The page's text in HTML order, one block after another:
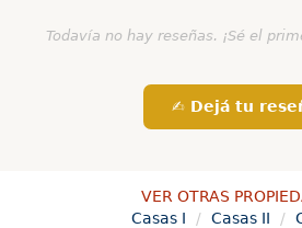
Todavía no hay reseñas. ¡Sé el
✍️ Dejá tu
VER OTRAS
Casas I
Casas II